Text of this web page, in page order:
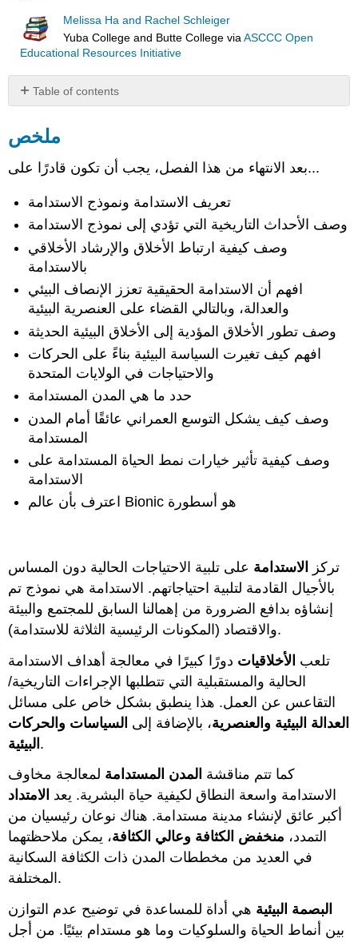
Melissa Ha and Rachel Schleiger
Yuba College and Butte College viaASCCC Open
Educational Resources Initiative
Table of contents
الإسناد
ملخص
بعد الانتهاء من هذا الفصل، يجب أن تكون قادرًا على...
تعريف الاستدامة ونموذج الاستدامة
وصف الأحداث التاريخية التي تؤدي إلى نموذج الاستدامة
وصف كيفية ارتباط الأخلاق والإرشاد الأخلاقي
بالاستدامة
افهم أن الاستدامة الحقيقية تعزز الإنصاف البيئي
والعدالة، وبالتالي القضاء على العنصرية البيئية
وصف تطور الأخلاق المؤدية إلى الأخلاق البيئية الحديثة
افهم كيف تغيرت السياسة البيئية بناءً على الحركات
والاحتياجات في الولايات المتحدة
حدد ما هي المدن المستدامة
وصف كيف يشكل التوسع العمراني عائقًا أمام المدن
المستدامة
وصف كيفية تأثير خيارات نمط الحياة المستدامة على
الاستدامة
اعترف بأن عالم Bionic هو أسطورة
تركز الاستدامة على تلبية الاحتياجات الحالية دون المساس
بالأجيال القادمة لتلبية احتياجاتهم. الاستدامة هي نموذج تم
إنشاؤه بدافع الضرورة من إهمالنا السابق للمجتمع والبيئة
والاقتصاد (المكونات الرئيسية الثلاثة للاستدامة).
تلعب الأخلاقيات دورًا كبيرًا في معالجة أهداف الاستدامة
الحالية والمستقبلية التي تتطلبها الإجراءات التاريخية/
التقاعس عن العمل. هذا ينطبق بشكل خاص على مسائل
العدالة البيئية والعنصرية، بالإضافة إلى السياسات والحركات
البيئية .
كما تتم مناقشة المدن المستدامة لمعالجة مخاوف
الاستدامة واسعة النطاق لكيفية حياة البشرية. يعد الامتداد
أكبر عائق لإنشاء مدينة مستدامة. هناك نوعان رئيسيان من
التمدد، منخفض الكثافة وعالي الكثافة، يمكن ملاحظتهما
في العديد من مخططات المدن ذات الكثافة السكانية
المختلفة.
البصمة البيئية هي أداة للمساعدة في توضيح عدم التوازن
بين أنماط الحياة والسلوكيات وما هو مستدام بيئيًا. من أجل